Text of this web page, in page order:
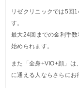
リゼクリニックでは5回
す。
最大24回までの金利手
始められます。
また「全身+VIO+顔」は
に通える人ならさらにお